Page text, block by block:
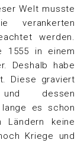
Welt musste
verankerten
werden.
1555 in einem
Deshalb habe
Diese graviert
dessen
lange es schon
keine
Kriege und